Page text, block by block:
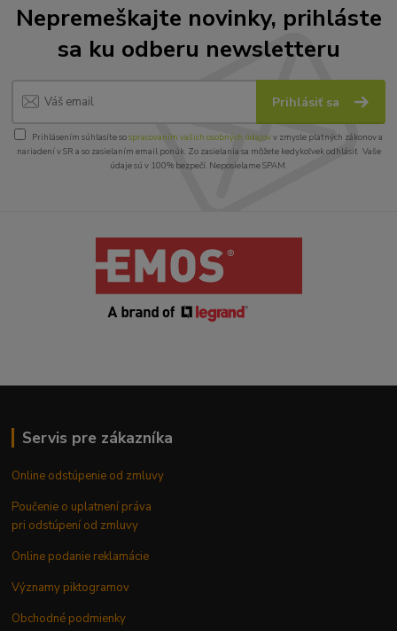
Nepremeškajte novinky, prihláste
sa ku odberu newsletteru
Prihlásiť sa
Prihlásením súhlasíte sospracovaním vašich osobných údajovv zmysle platných zákonov a
nariadení v SR a so zasielaním email ponúk. Zo zasielania sa môžete kedykoľvek odhlásiť. Vaše
údaje sú v 100% bezpečí. Neposielame SPAM.
Servis pre zákazníka
Online odstúpenie od zmluvy
Poučenie o uplatnení práva
pri odstúpení od zmluvy
Online podanie reklamácie
Významy piktogramov
Obchodné podmienky